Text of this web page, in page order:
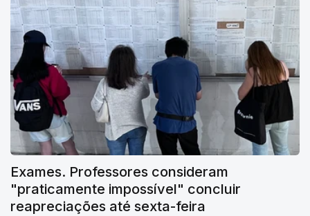
Exames. Professores consideram
"praticamente impossível" concluir
reapreciações até sexta-feira